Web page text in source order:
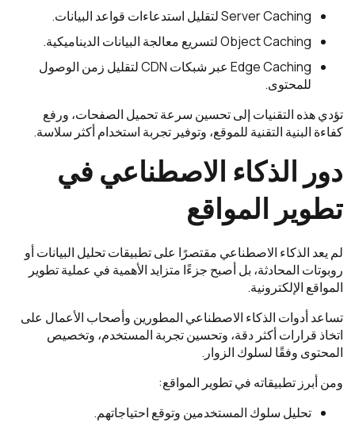
Server Caching لتقليل استدعاءات قواعد البيانات.
Object Caching لتسريع معالجة البيانات الديناميكية.
Edge Caching عبر شبكات CDN لتقليل زمن الوصول
للمحتوى.
تؤدي هذه التقنيات إلى تحسين سرعة تحميل الصفحات، ورفع
كفاءة البنية التقنية للموقع، وتوفير تجربة استخدام أكثر سلاسة.
دور الذكاء الاصطناعي في
تطوير المواقع
لم يعد الذكاء الاصطناعي مقتصرًا على تطبيقات تحليل البيانات أو
روبوتات المحادثة، بل أصبح جزءًا متزايد الأهمية في عملية تطوير
المواقع الإلكترونية.
تساعد أدوات الذكاء الاصطناعي المطورين وأصحاب الأعمال على
اتخاذ قرارات أكثر دقة، وتحسين تجربة المستخدم، وتخصيص
المحتوى وفقًا لسلوك الزوار.
ومن أبرز تطبيقاته في تطوير المواقع:
تحليل سلوك المستخدمين وتوقع احتياجاتهم.